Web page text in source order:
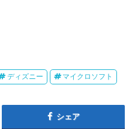
ディズニー マイクロソフト
シェア